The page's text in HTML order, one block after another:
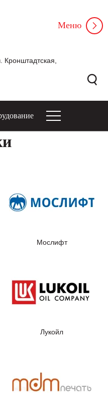
Кронштадтская,
Меню
Мослифт
Лукойл